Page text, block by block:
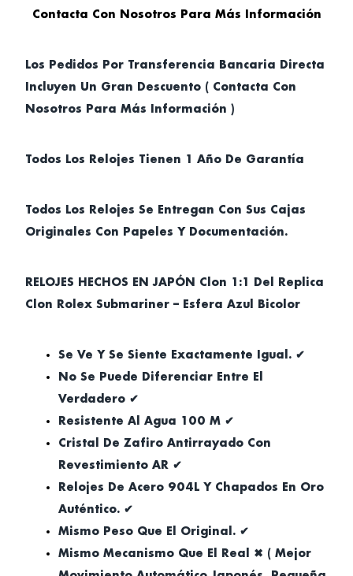
Contacta Con Nosotros Para Más Información
Los Pedidos Por Transferencia Bancaria Directa
Incluyen Un Gran Descuento ( Contacta Con
Nosotros Para Más Información )
Todos Los Relojes Tienen 1 Año De Garantía
Todos Los Relojes Se Entregan Con Sus Cajas
Originales Con Papeles Y Documentación.
RELOJES HECHOS EN JAPÓN Clon 1:1 Del Replica
Clon Rolex Submariner – Esfera Azul Bicolor
Se Ve Y Se Siente Exactamente Igual. ✔
No Se Puede Diferenciar Entre El
Verdadero ✔
Resistente Al Agua 100 M ✔
Cristal De Zafiro Antirrayado Con
Revestimiento AR ✔
Relojes De Acero 904L Y Chapados En Oro
Auténtico. ✔
Mismo Peso Que El Original. ✔
Mismo Mecanismo Que El Real ✖ ( Mejor